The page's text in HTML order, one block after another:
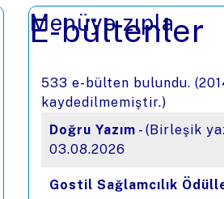
E-bültenler
533 e-bülten bulundu.
kaydedilmemiştir.)
Doğru Yazım - (Birleşik
03.08.2026
Gostil Sağlamcılık
Menüye zıpla